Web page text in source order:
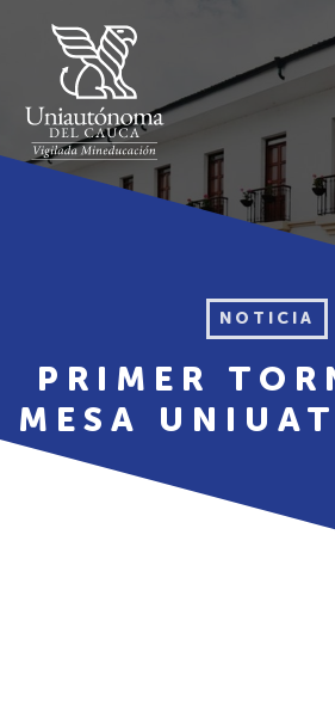
NOTICIA
PRIMER
MESA